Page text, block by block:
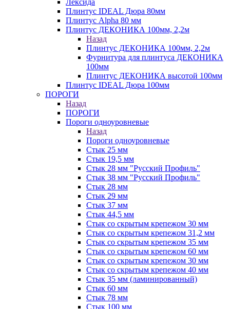
Лексида
Плинтус IDEAL Дюра 80мм
Плинтус Alpha 80 мм
Плинтус ДЕКОНИКА 100мм, 2,2м
Назад
Плинтус ДЕКОНИКА 100мм, 2,2м
Фурнитура для плинтуса ДЕКОНИКА
100мм
Плинтус ДЕКОНИКА высотой 100мм
Плинтус IDEAL Дюра 100мм
ПОРОГИ
Назад
ПОРОГИ
Пороги одноуровневые
Назад
Пороги одноуровневые
Стык 25 мм
Стык 19,5 мм
Стык 28 мм "Русский Профиль"
Стык 38 мм "Русский Профиль"
Стык 28 мм
Стык 29 мм
Стык 37 мм
Стык 44,5 мм
Стык со скрытым крепежом 30 мм
Стык со скрытым крепежом 31,2 мм
Стык со скрытым крепежом 35 мм
Стык со скрытым крепежом 60 мм
Стык со скрытым крепежом 30 мм
Стык со скрытым крепежом 40 мм
Стык 35 мм (ламинированный)
Стык 60 мм
Стык 78 мм
Стык 100 мм